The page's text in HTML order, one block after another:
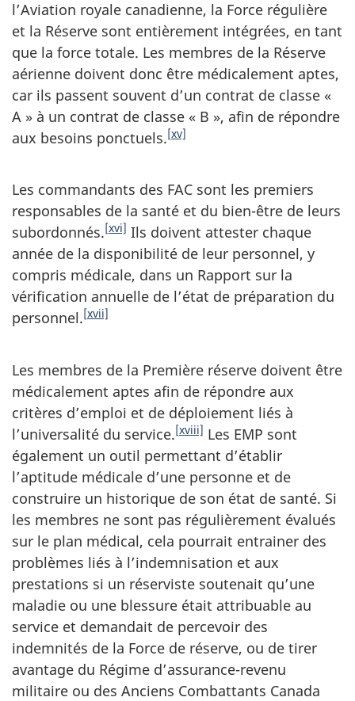
l’Aviation royale canadienne, la Force régulière
et la Réserve sont entièrement intégrées, en tant
que la force totale. Les membres de la Réserve
aérienne doivent donc être médicalement aptes,
car ils passent souvent d’un contrat de classe «
A » à un contrat de classe « B », afin de répondre
aux besoins ponctuels.[xv]
Les commandants des FAC sont les premiers
responsables de la santé et du bien-être de leurs
subordonnés.[xvi] Ils doivent attester chaque
année de la disponibilité de leur personnel, y
compris médicale, dans un Rapport sur la
vérification annuelle de l’état de préparation du
personnel.[xvii]
Les membres de la Première réserve doivent être
médicalement aptes afin de répondre aux
critères d’emploi et de déploiement liés à
l’universalité du service.[xviii] Les EMP sont
également un outil permettant d’établir
l’aptitude médicale d’une personne et de
construire un historique de son état de santé. Si
les membres ne sont pas régulièrement évalués
sur le plan médical, cela pourrait entrainer des
problèmes liés à l’indemnisation et aux
prestations si un réserviste soutenait qu’une
maladie ou une blessure était attribuable au
service et demandait de percevoir des
indemnités de la Force de réserve, ou de tirer
avantage du Régime d’assurance-revenu
militaire ou des Anciens Combattants Canada